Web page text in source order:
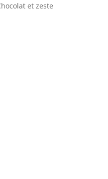
et zeste